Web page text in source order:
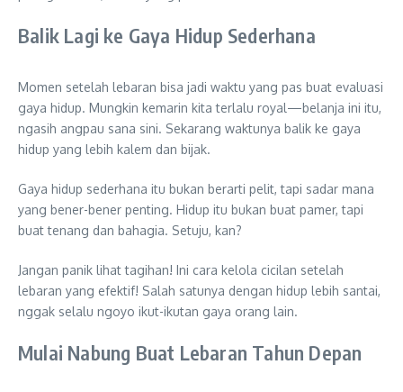
Balik Lagi ke Gaya Hidup Sederhana
Momen setelah lebaran bisa jadi waktu yang pas buat evaluasi
gaya hidup. Mungkin kemarin kita terlalu royal—belanja ini itu,
ngasih angpau sana sini. Sekarang waktunya balik ke gaya
hidup yang lebih kalem dan bijak.
Gaya hidup sederhana itu bukan berarti pelit, tapi sadar mana
yang bener-bener penting. Hidup itu bukan buat pamer, tapi
buat tenang dan bahagia. Setuju, kan?
Jangan panik lihat tagihan! Ini cara kelola cicilan setelah
lebaran yang efektif! Salah satunya dengan hidup lebih santai,
nggak selalu ngoyo ikut-ikutan gaya orang lain.
Mulai Nabung Buat Lebaran Tahun Depan